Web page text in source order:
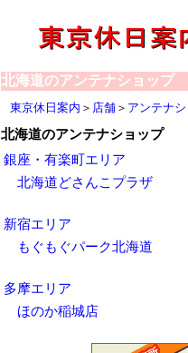
北海道のアンテナショップ
東京休日案内 ＞ 店舗 ＞ アンテナ
北海道のアンテナショップ
銀座・有楽町エリア
北海道どさんこプラザ
新宿エリア
もぐもぐパーク北海道
多摩エリア
ほのか稲城店